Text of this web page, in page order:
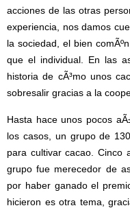
acciones de las otras
experiencia, nos damos
la sociedad, el bien
que el individual. En las
historia de cÃ³mo unos
sobresalir gracias a la
Hasta hace unos pocos
los casos, un grupo de
para cultivar cacao. Cinco
grupo fue merecedor de
por haber ganado el
hicieron es otra tema,